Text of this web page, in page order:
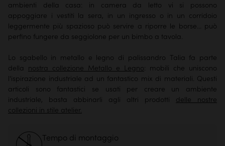
ambienti della casa: in camera da letto vi si possono
appoggiare i vestiti la sera, in un ingresso o in un corridoio
leggermente più spazioso può servire a riporre le borse... può
perfino fungere da seggiolone per un bimbo a tavola.
Lo sgabello in metallo e legno di palissandro Talia fa parte
della nostra collezione Metallo e Legno: mobili che uniscono
l'ispirazione industriale ad un fantastico mix di materiali. Questi
articoli sono fantastici se usati per creare un ambiente
industriale, basta abbinarli agli altri prodotti delle nostre
collezioni in stile atelier.
Tempo di montaggio